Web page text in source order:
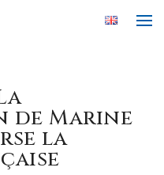
de Marine
la